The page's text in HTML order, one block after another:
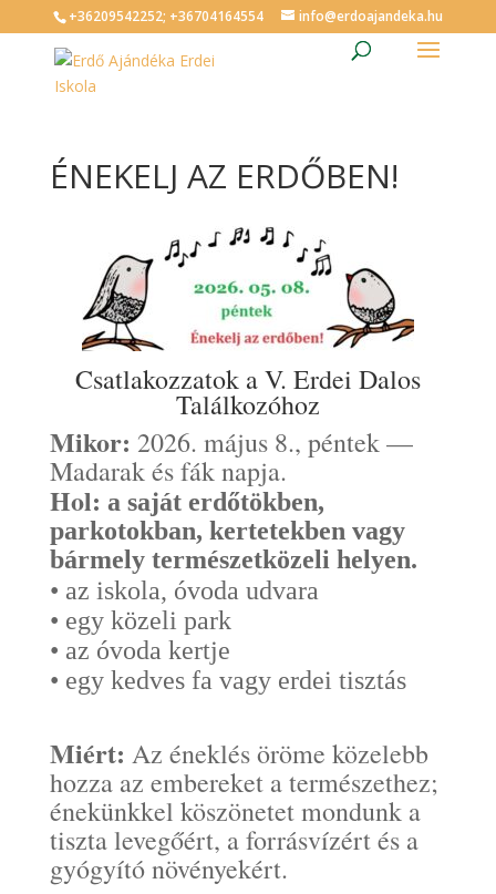
+36209542252; +36704164554 info@erdoajandeka.hu
ÉNEKELJ AZ ERDŐBEN!
Csatlakozzatok a V. Erdei Dalos
Találkozóhoz
Mikor: 2026. május 8., péntek —
Madarak és fák napja.
Hol: a saját erdőtökben,
parkotokban, kertetekben vagy
bármely természetközeli helyen.
• az iskola, óvoda udvara
• egy közeli park
• az óvoda kertje
• egy kedves fa vagy erdei tisztás
Miért: Az éneklés öröme közelebb
hozza az embereket a természethez;
énekünkkel köszönetet mondunk a
tiszta levegőért, a forrásvízért és a
gyógyító növényekért.